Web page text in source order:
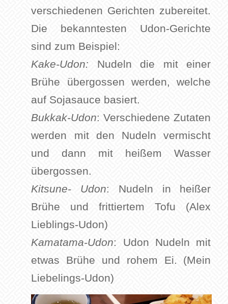
verschiedenen Gerichten zubereitet.
Die bekanntesten Udon-Gerichte
sind zum Beispiel:
Kake-Udon: Nudeln die mit einer
Brühe übergossen werden, welche
auf Sojasauce basiert.
Bukkak-Udon: Verschiedene Zutaten
werden mit den Nudeln vermischt
und dann mit heißem Wasser
übergossen.
Kitsune- Udon: Nudeln in heißer
Brühe und frittiertem Tofu (Alex
Lieblings-Udon)
Kamatama-Udon: Udon Nudeln mit
etwas Brühe und rohem Ei. (Mein
Liebelings-Udon)